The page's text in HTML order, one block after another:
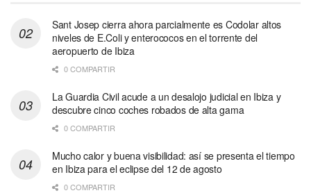
Sant Josep cierra ahora parcialmente es Codolar altos
niveles de E.Coli y enterococos en el torrente del
aeropuerto de Ibiza
0 COMPARTIR
La Guardia Civil acude a un desalojo judicial en Ibiza y
descubre cinco coches robados de alta gama
0 COMPARTIR
Mucho calor y buena visibilidad: así se presenta el tiempo
en Ibiza para el eclipse del 12 de agosto
0 COMPARTIR